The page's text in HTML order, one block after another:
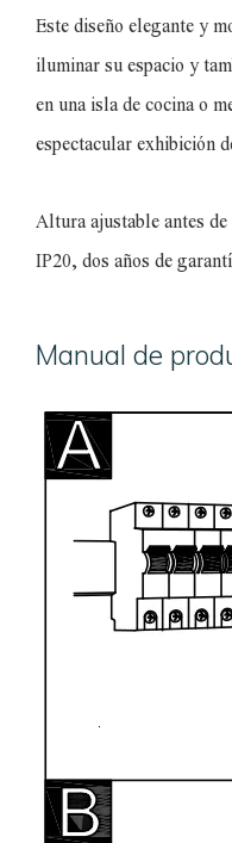
Este diseño elegante y
iluminar su espacio y
en una isla de cocina o
espectacular exhibición
Altura ajustable antes
IP20, dos años de
Manual de